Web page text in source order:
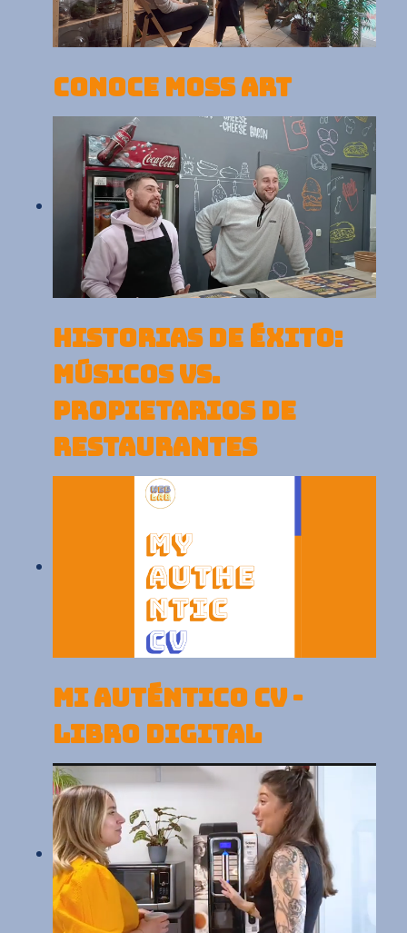
CONOCE MOSS ART
HISTORIAS DE ÉXITO:
MÚSICOS VS.
PROPIETARIOS DE
RESTAURANTES
MI AUTÉNTICO CV -
LIBRO DIGITAL